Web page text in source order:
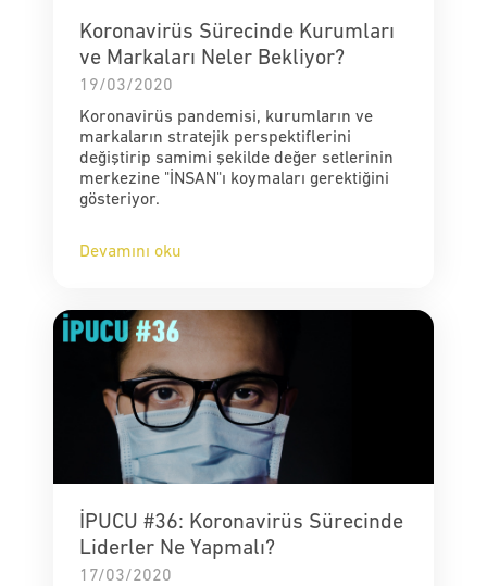
Koronavirüs Sürecinde Kurumları
ve Markaları Neler Bekliyor?
19/03/2020
Koronavirüs pandemisi, kurumların ve
markaların stratejik perspektiflerini
değiştirip samimi şekilde değer setlerinin
merkezine "İNSAN"ı koymaları gerektiğini
gösteriyor.
Devamını oku
İPUCU #36: Koronavirüs Sürecinde
Liderler Ne Yapmalı?
17/03/2020